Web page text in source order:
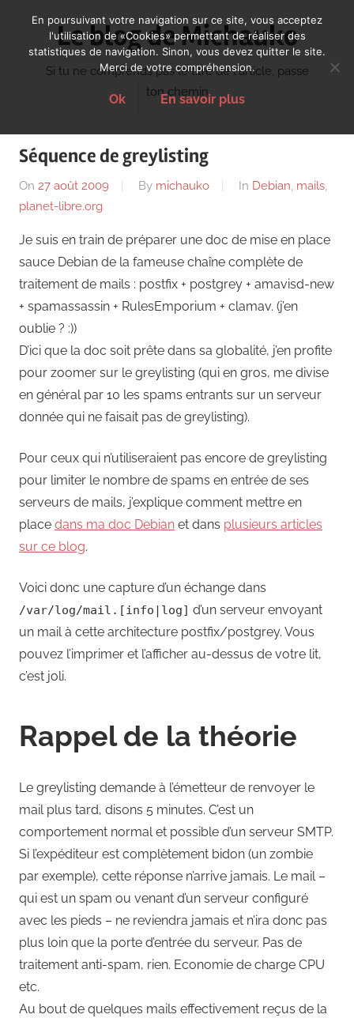
content
Le blog de Michauko
Si tu ne comprends pas le titre de l'article, passe
ton chemin
Séquence de greylisting
On 27 août 2009 By michauko In Debian, mails,
planet-libre.org
Je suis en train de préparer une doc de mise en place
sauce Debian de la fameuse chaîne complète de
traitement de mails : postfix + postgrey + amavisd-new
+ spamassassin + RulesEmporium + clamav. (j’en
oublie ? :))
D’ici que la doc soit prête dans sa globalité, j’en profite
pour zoomer sur le greylisting (qui en gros, me divise
en général par 10 les spams entrants sur un serveur
donnée qui ne faisait pas de greylisting).
Pour ceux qui n’utiliseraient pas encore de greylisting
pour limiter le nombre de spams en entrée de ses
serveurs de mails, j’explique comment mettre en
place dans ma doc Debian et dans plusieurs articles
sur ce blog.
Voici donc une capture d’un échange dans
/var/log/mail.[info|log] d’un serveur envoyant
un mail à cette architecture postfix/postgrey. Vous
pouvez l’imprimer et l’afficher au-dessus de votre lit,
c’est joli.
Rappel de la théorie
Le greylisting demande à l’émetteur de renvoyer le
mail plus tard, disons 5 minutes. C’est un
comportement normal et possible d’un serveur SMTP.
Si l’expéditeur est complètement bidon (un zombie
par exemple), cette réponse n’arrive jamais. Le mail –
qui est un spam ou venant d’un serveur configuré
avec les pieds – ne reviendra jamais et n’ira donc pas
plus loin que la porte d’entrée du serveur. Pas de
traitement anti-spam, rien. Economie de charge CPU
etc.
Au bout de quelques mails effectivement reçus de la
En poursuivant votre navigation sur ce site, vous acceptez
l'utilisation de «Cookies» permettant de réaliser des
statistiques de navigation. Sinon, vous devez quitter le site.
Merci de votre compréhension.
Ok En savoir plus